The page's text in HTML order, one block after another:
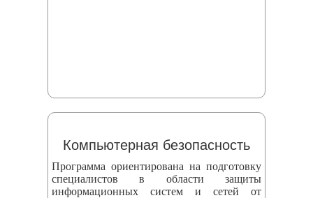
Компьютерная безопасность
Программа ориентирована на подготовку
специалистов в области защиты
информационных систем и сетей от